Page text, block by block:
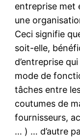
entreprise met
une
Ceci signifie
soit-elle,
d’entreprise
mode de
tâches entre
coutumes de
fournisseurs,
… ) … d’autre